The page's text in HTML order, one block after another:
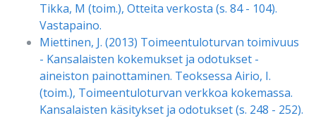
Tikka, M (toim.), Otteita verkosta (s. 84 - 104).
Vastapaino.
Miettinen, J. (2013) Toimeentuloturvan toimivuus
- Kansalaisten kokemukset ja odotukset -
aineiston painottaminen. Teoksessa Airio, I.
(toim.), Toimeentuloturvan verkkoa kokemassa.
Kansalaisten käsitykset ja odotukset (s. 248 - 252).